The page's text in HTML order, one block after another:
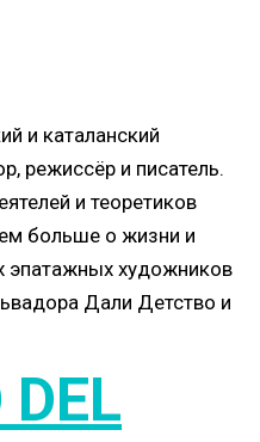
и каталанский
режиссёр и писатель.
и теоретиков
больше о жизни и
эпатажных художников
Дали Детство и
DEL